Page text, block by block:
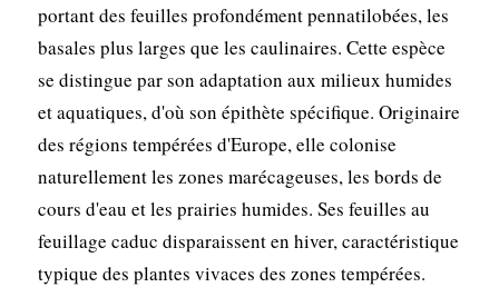
portant des feuilles profondément pennatilobées, les
basales plus larges que les caulinaires. Cette espèce
se distingue par son adaptation aux milieux humides
et aquatiques, d'où son épithète spécifique. Originaire
des régions tempérées d'Europe, elle colonise
naturellement les zones marécageuses, les bords de
cours d'eau et les prairies humides. Ses feuilles au
feuillage caduc disparaissent en hiver, caractéristique
typique des plantes vivaces des zones tempérées.